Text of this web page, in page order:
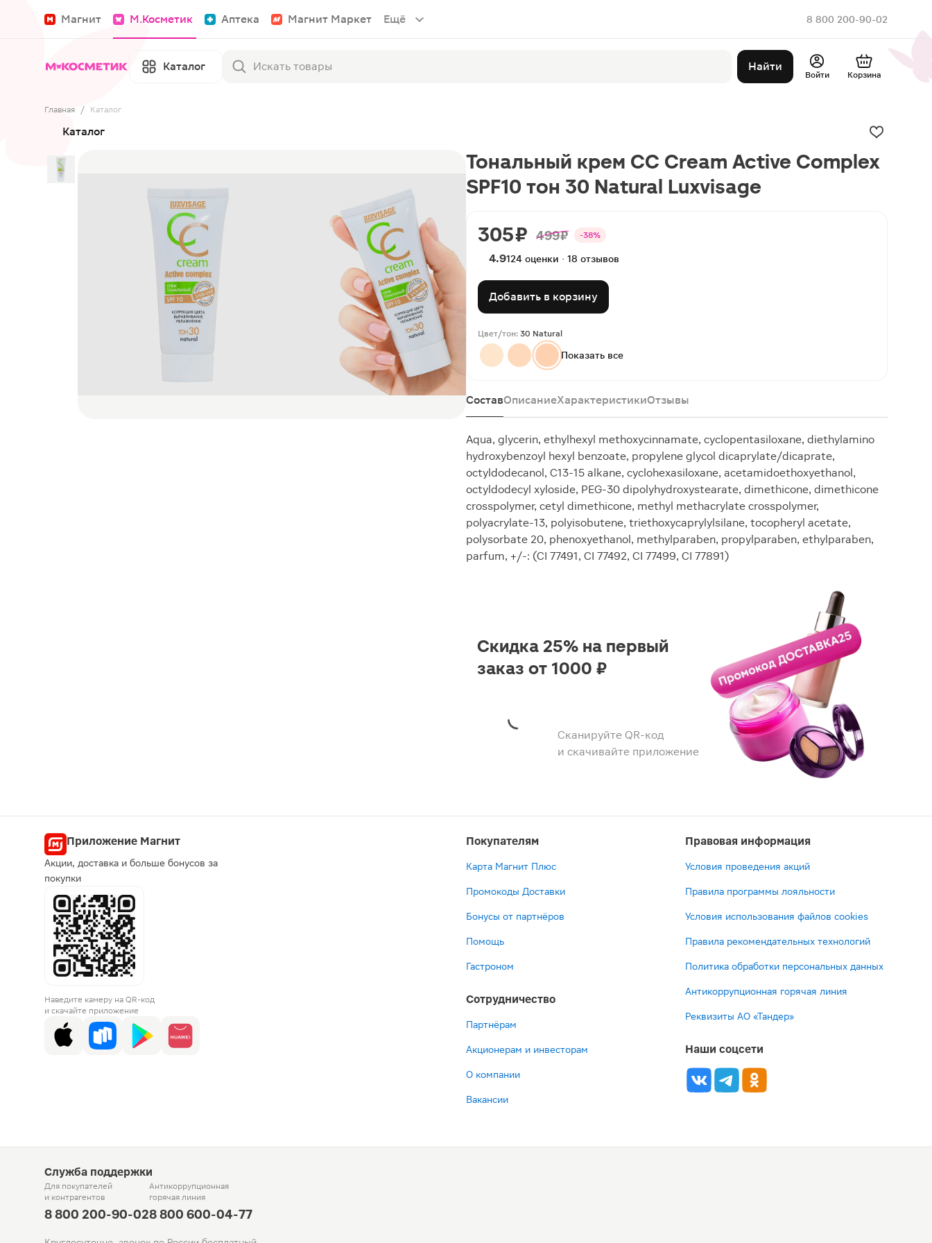
Магнит М.Косметик Аптека Магнит Маркет Ещё 8 800 200-90-02
Каталог Найти
Войти Корзина
Главная / Каталог
Каталог
Тональный крем CC Cream Active Complex
SPF10 тон 30 Natural Luxvisage
305 ₽ 499 ₽ -38%
4.9124 оценки · 18 отзывов
Добавить в корзину
Цвет/тон: 30 Natural
Показать все
СоставОписаниеХарактеристикиОтзывы
Aqua, glycerin, ethylhexyl methoxycinnamate, cyclopentasiloxane, diethylamino
hydroxybenzoyl hexyl benzoate, propylene glycol dicaprylate/dicaprate,
octyldodecanol, C13-15 alkane, cyclohexasiloxane, acetamidoethoxyethanol,
octyldodecyl xyloside, PEG-30 dipolyhydroxystearate, dimethicone, dimethicone
crosspolymer, cetyl dimethicone, methyl methacrylate crosspolymer,
polyacrylate-13, polyisobutene, triethoxycaprylylsilane, tocopheryl acetate,
polysorbate 20, phenoxyethanol, methylparaben, propylparaben, ethylparaben,
parfum, +/-: (CI 77491, CI 77492, CI 77499, CI 77891)
Сканируйте QR-код
и скачивайте приложение
Скидка 25% на первый
заказ от 1000 ₽
Приложение Магнит
Акции, доставка и больше бонусов за
покупки
Наведите камеру на QR-код
и скачайте приложение
Покупателям
Карта Магнит Плюс
Промокоды Доставки
Бонусы от партнёров
Помощь
Гастроном
Сотрудничество
Партнёрам
Акционерам и инвесторам
О компании
Вакансии
Правовая информация
Условия проведения акций
Правила программы лояльности
Условия использования файлов cookies
Правила рекомендательных технологий
Политика обработки персональных данных
Антикоррупционная горячая линия
Реквизиты АО «Тандер»
Наши соцсети
Служба поддержки
Для покупателей
и контрагентов
8 800 200-90-02
Антикоррупционная
горячая линия
8 800 600-04-77